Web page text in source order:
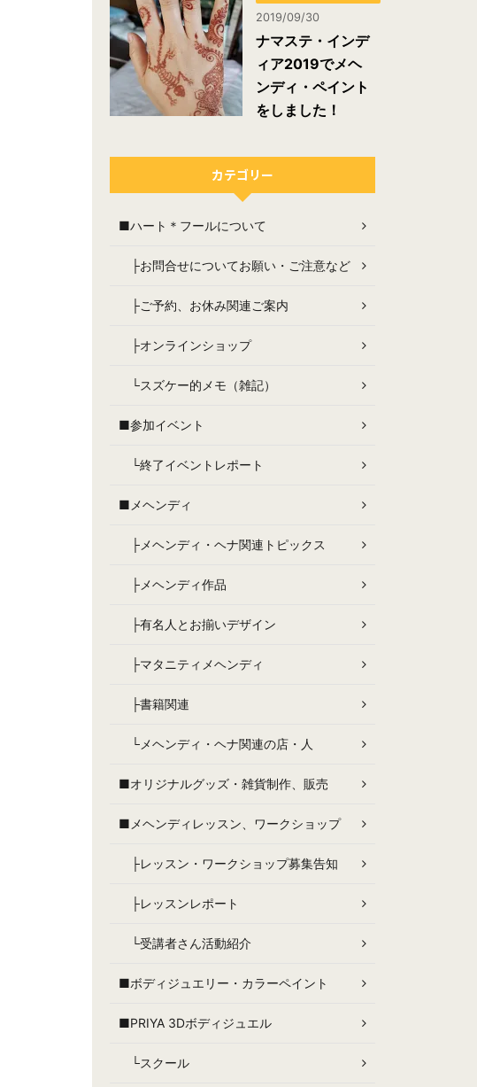
2019/09/30
ナマステ・インデ
ィア2019でメヘ
ンディ・ペイント
をしました！
カテゴリー
■ハート＊フールについて
├お問合せについてお願い・ご注意など
├ご予約、お休み関連ご案内
├オンラインショップ
└スズケー的メモ（雑記）
■参加イベント
└終了イベントレポート
■メヘンディ
├メヘンディ・ヘナ関連トピックス
├メヘンディ作品
├有名人とお揃いデザイン
├マタニティメヘンディ
├書籍関連
└メヘンディ・ヘナ関連の店・人
■オリジナルグッズ・雑貨制作、販売
■メヘンディレッスン、ワークショップ
├レッスン・ワークショップ募集告知
├レッスンレポート
└受講者さん活動紹介
■ボディジュエリー・カラーペイント
■PRIYA 3Dボディジュエル
└スクール